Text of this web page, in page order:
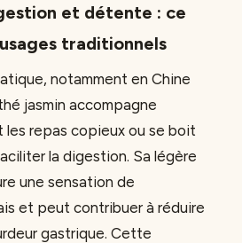
et détente : ce
traditionnels
notamment en Chine
jasmin accompagne
les repas copieux ou se boit
la digestion. Sa légère
une sensation de
et peut contribuer à réduire
gastrique. Cette